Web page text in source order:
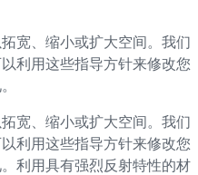
宽、缩小或扩大空间。我们
利用这些指导方针来修改您
宽、缩小或扩大空间。我们
利用这些指导方针来修改您
利用具有强烈反射特性的材